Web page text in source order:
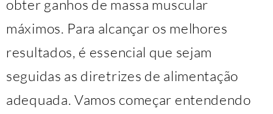
obter ganhos de massa muscular
máximos. Para alcançar os melhores
resultados, é essencial que sejam
seguidas as diretrizes de alimentação
adequada. Vamos começar entendendo